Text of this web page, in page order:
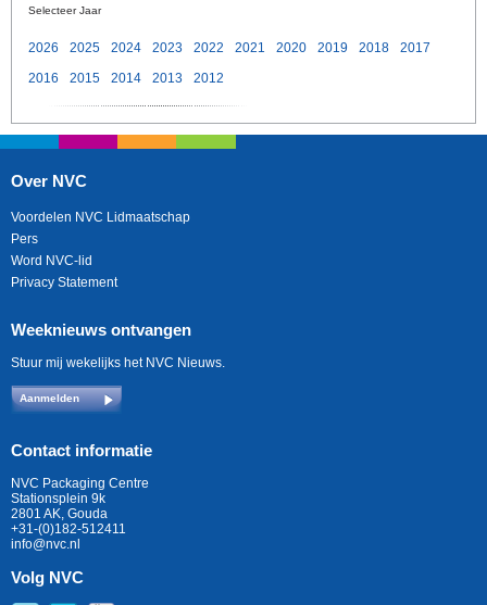
Selecteer Jaar
2026 2025 2024 2023 2022 2021 2020 2019 2018
2017
2016
2015 2014 2013 2012
Over NVC
Voordelen NVC Lidmaatschap
Pers
Word NVC-lid
Privacy Statement
Weeknieuws ontvangen
Stuur mij wekelijks het NVC Nieuws.
Aanmelden
Contact informatie
NVC Packaging Centre
Stationsplein 9k
2801 AK, Gouda
+31-(0)182-512411
info@nvc.nl
Volg NVC